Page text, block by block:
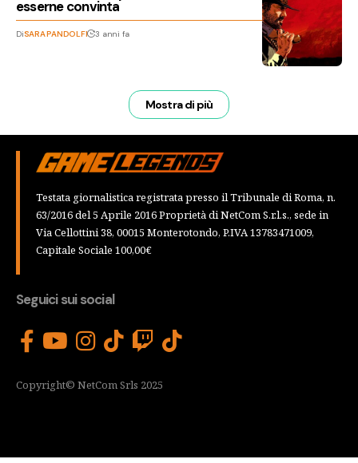
esserne convinta
DiSARA PANDOLFI 3 anni fa
Mostra di più
Testata giornalistica registrata presso il Tribunale di Roma, n.
63/2016 del 5 Aprile 2016 Proprietà di NetCom S.r.l.s., sede in
Via Cellottini 38, 00015 Monterotondo, P.IVA 13783471009,
Capitale Sociale 100,00€
Seguici sui social
Copyright© NetCom Srls 2025